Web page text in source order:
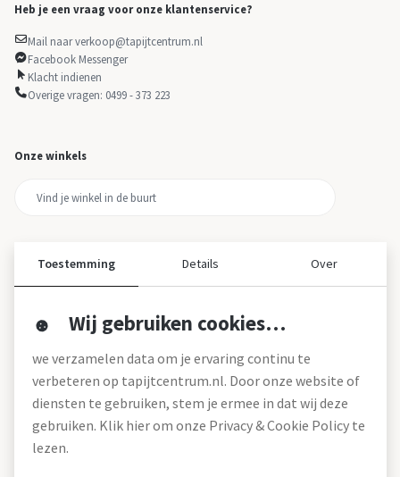
Heb je een vraag voor onze klantenservice?
Mail naar verkoop@tapijtcentrum.nl
Facebook Messenger
Klacht indienen
Overige vragen: 0499 - 373 223
Onze winkels
Over tapijtcentrum
Werken bij
Montageservice
Blog
Toestemming Details Over
Wij gebruiken cookies…
we verzamelen data om je ervaring continu te
verbeteren op tapijtcentrum.nl. Door onze website of
diensten te gebruiken, stem je ermee in dat wij deze
gebruiken. Klik hier om onze Privacy & Cookie Policy te
lezen.